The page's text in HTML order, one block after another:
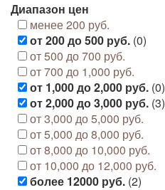
Диапазон цен
менее 200 руб.
от 200 до 500 руб. (0)
от 500 до 700 руб.
от 700 до 1,000 руб.
от 1,000 до 2,000 руб. (0)
от 2,000 до 3,000 руб. (3)
от 3,000 до 5,000 руб.
от 5,000 до 8,000 руб.
от 8,000 до 10,000 руб.
от 10,000 до 12,000 руб.
более 12000 руб. (2)